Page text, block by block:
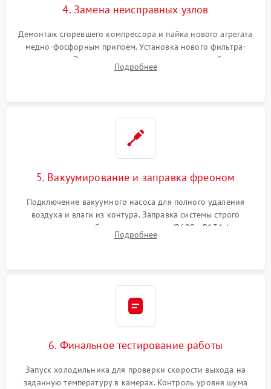
4. Замена неисправных узлов
Демонтаж сгоревшего компрессора и пайка нового агрегата
медно-фосфорным припоем. Установка нового фильтра-
осушителя. Замена изношенных вентиляторов обдува,
сломанных заслонок или поврежденных дверных петель.
Подробнее
5. Вакуумирование и заправка фреоном
Подключение вакуумного насоса для полного удаления
воздуха и влаги из контура. Заправка системы строго
дозированным объемом хладагента (R600a, R134a) по
электронным весам. Контроль рабочего давления в системе.
Подробнее
6. Финальное тестирование работы
Запуск холодильника для проверки скорости выхода на
заданную температуру в камерах. Контроль уровня шума